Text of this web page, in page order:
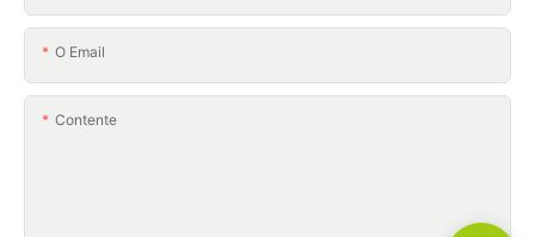
O Email
Contente